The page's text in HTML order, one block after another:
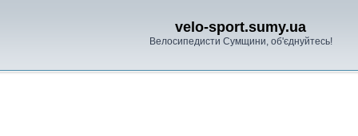
velo-sport.sumy.ua
Велосипедисти Сумщини, об'єднуйтесь!